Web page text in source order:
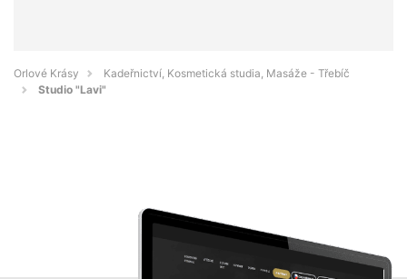
Orlové Krásy
Kadeřnictví, Kosmetická studia, Masáže - Třebíč
Studio "Lavi"